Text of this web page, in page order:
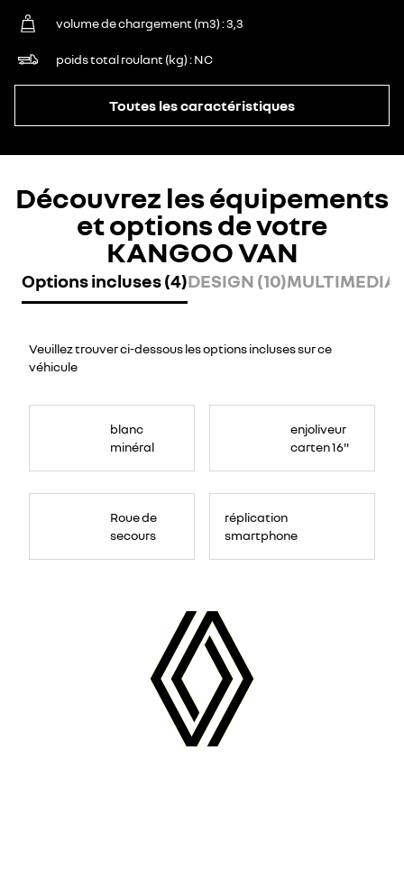
volume de chargement (m3) 3,3
poids total roulant (kg) NC
Toutes les caractéristiques
Découvrez les équipements
et options de votre
KANGOO VAN
Options incluses (4)DESIGN (10)MULTIMEDIA
Veuillez trouver ci-dessous les options incluses sur ce
véhicule
blanc
minéral
enjoliveur
carten 16"
Roue de
secours
réplication
smartphone